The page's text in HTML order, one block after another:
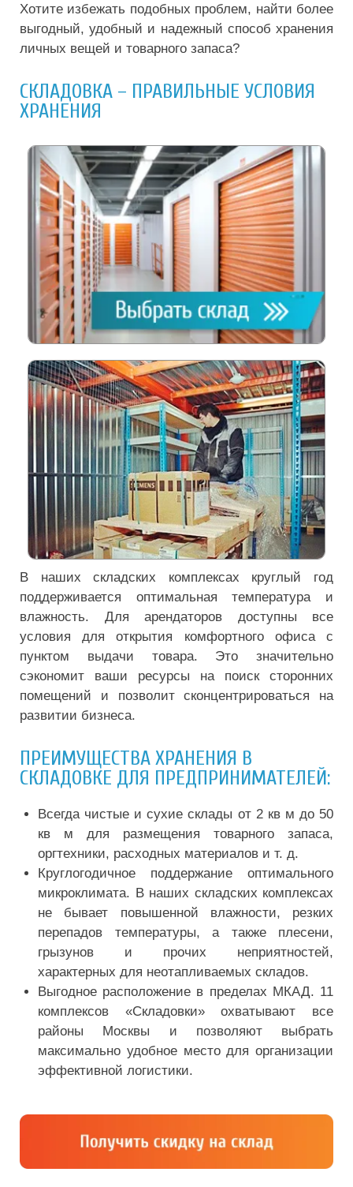
Хотите избежать подобных проблем, найти более
выгодный, удобный и надежный способ хранения
личных вещей и товарного запаса?
СКЛАДОВКА – ПРАВИЛЬНЫЕ УСЛОВИЯ
ХРАНЕНИЯ
В наших складских комплексах круглый год
поддерживается оптимальная температура и
влажность. Для арендаторов доступны все
условия для открытия комфортного офиса с
пунктом выдачи товара. Это значительно
сэкономит ваши ресурсы на поиск сторонних
помещений и позволит сконцентрироваться на
развитии бизнеса.
ПРЕИМУЩЕСТВА ХРАНЕНИЯ В
СКЛАДОВКЕ ДЛЯ ПРЕДПРИНИМАТЕЛЕЙ:
Всегда чистые и сухие склады от 2 кв м до 50
кв м для размещения товарного запаса,
оргтехники, расходных материалов и т. д.
Круглогодичное поддержание оптимального
микроклимата. В наших складских комплексах
не бывает повышенной влажности, резких
перепадов температуры, а также плесени,
грызунов и прочих неприятностей,
характерных для неотапливаемых складов.
Выгодное расположение в пределах МКАД. 11
комплексов «Складовки» охватывают все
районы Москвы и позволяют выбрать
максимально удобное место для организации
эффективной логистики.